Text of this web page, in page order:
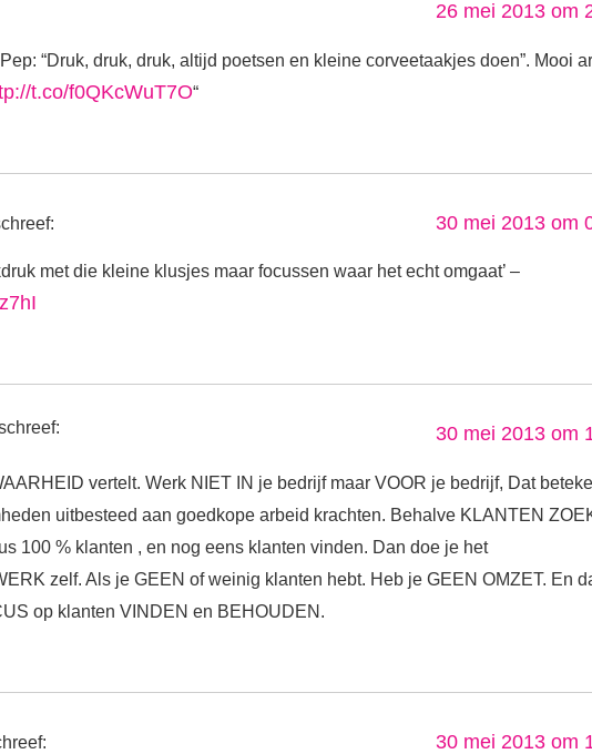
26 mei 2013 om
“Druk, druk, druk, altijd poetsen en kleine corveetaakjes doen”. Mooi
t.co/f0QKcWuT7O“
30 mei 2013 om
met die kleine klusjes maar focussen waar het echt omgaat’ –
30 mei 2013 om
vertelt. Werk NIET IN je bedrijf maar VOOR je bedrijf, Dat
uitbesteed aan goedkope arbeid krachten. Behalve KLANTEN
100 % klanten , en nog eens klanten vinden. Dan doe je het
zelf. Als je GEEN of weinig klanten hebt. Heb je GEEN OMZET. En
op klanten VINDEN en BEHOUDEN.
30 mei 2013 om